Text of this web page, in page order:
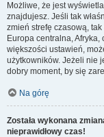
Możliwe, że jest
znajdujesz. Jeśli tak
zmień strefę czasową,
Europa centralna,
większości ustawień,
użytkowników. Jeżeli nie
dobry moment, by się
Na górę
Została wykonana
nieprawidłowy czas!